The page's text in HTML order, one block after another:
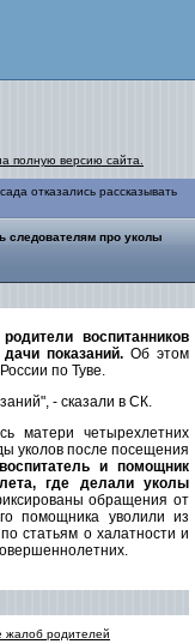
полную версию сайта.
отказались рассказывать
следователям про уколы
воспитанников
показаний. Об этом
по Туве.
- сказали в СК.
матери четырехлетних
уколов после посещения
и помощник
где делали уколы
обращения от
помощника уволили из
статьям о халатности и
жалоб родителей